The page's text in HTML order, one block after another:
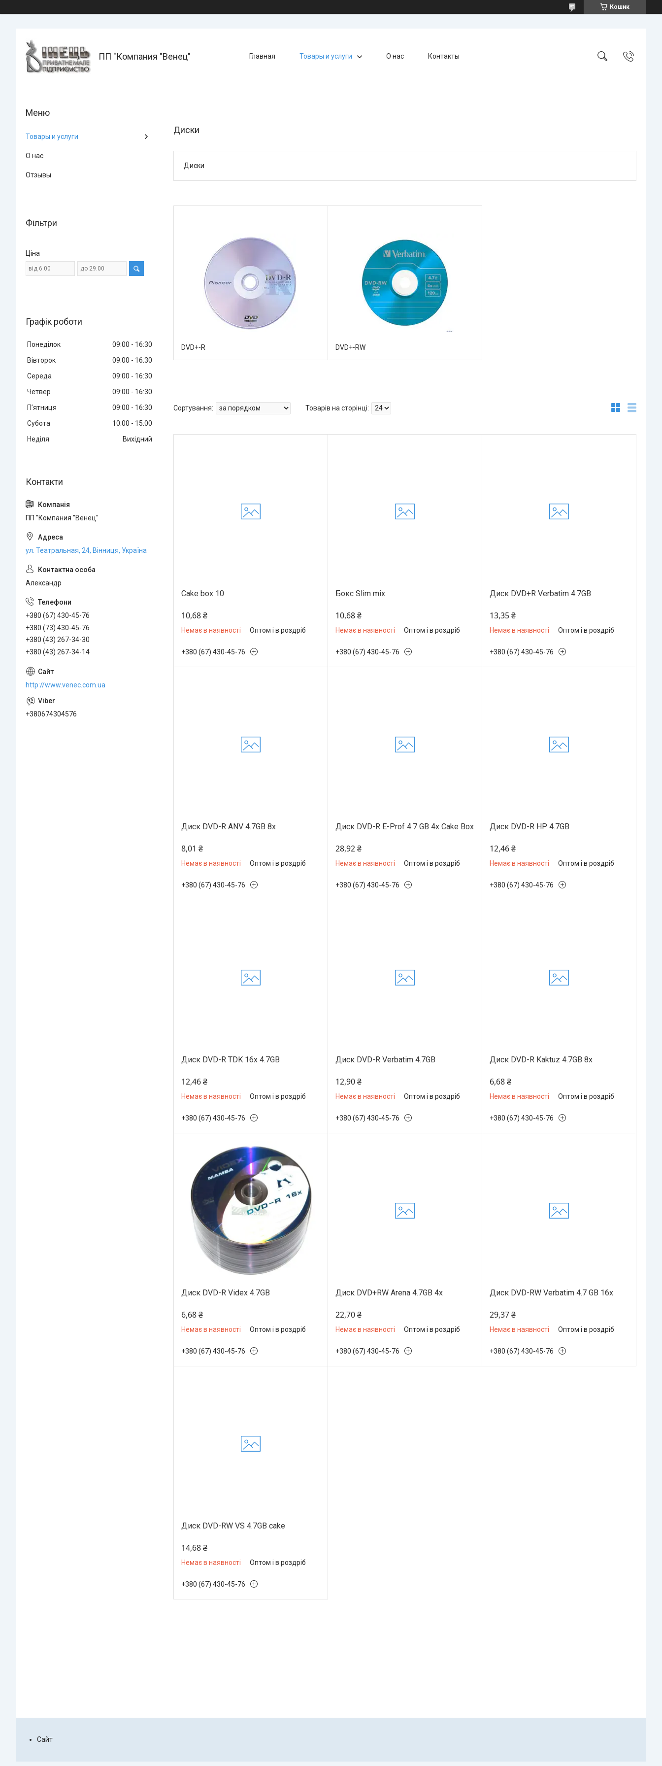
Кошик
ПП "Компания "Венец" Главная Товары и услуги О нас Контакты
Диски
Диски
DVD+-R DVD+-RW
Cake box 10
10,68 ₴
Немає в наявності Оптом і в роздріб
+380 (67) 430-45-76
Бокс Slim mix
10,68 ₴
Немає в наявності Оптом і в роздріб
+380 (67) 430-45-76
Диск DVD+R Verbatim 4.7GB
13,35 ₴
Немає в наявності Оптом і в роздріб
+380 (67) 430-45-76
Диск DVD-R ANV 4.7GB 8x
8,01 ₴
Немає в наявності Оптом і в роздріб
+380 (67) 430-45-76
Диск DVD-R E-Prof 4.7 GB 4x Cake Box
28,92 ₴
Немає в наявності Оптом і в роздріб
+380 (67) 430-45-76
Диск DVD-R HP 4.7GB
12,46 ₴
Немає в наявності Оптом і в роздріб
+380 (67) 430-45-76
Диск DVD-R TDK 16x 4.7GB
12,46 ₴
Немає в наявності Оптом і в роздріб
+380 (67) 430-45-76
Диск DVD-R Verbatim 4.7GB
12,90 ₴
Немає в наявності Оптом і в роздріб
+380 (67) 430-45-76
Диск DVD-R Kaktuz 4.7GB 8x
6,68 ₴
Немає в наявності Оптом і в роздріб
+380 (67) 430-45-76
Диск DVD-R Videx 4.7GB
6,68 ₴
Немає в наявності Оптом і в роздріб
+380 (67) 430-45-76
Диск DVD+RW Arena 4.7GB 4x
22,70 ₴
Немає в наявності Оптом і в роздріб
+380 (67) 430-45-76
Диск DVD-RW Verbatim 4.7 GB 16x
29,37 ₴
Немає в наявності Оптом і в роздріб
+380 (67) 430-45-76
Диск DVD-RW VS 4.7GB cake
14,68 ₴
Немає в наявності Оптом і в роздріб
+380 (67) 430-45-76
Товары и услуги
О нас
Отзывы
Фільтри
Ціна
Графік роботи
Понеділок 09:00
16:30
Вівторок
09:00
16:30
Середа
09:00
16:30
Четвер
09:00
16:30
Пʼятниця
09:00
16:30
Субота
10:00
15:00
Неділя
Вихідний
ПП "Компания "Венец"
ул. Театральная, 24, Вінниця, Україна
Александр
+380 (67) 430-45-76
+380 (73) 430-45-76
+380 (43) 267-34-30
+380 (43) 267-34-14
http://www.venec.com.ua
+380674304576
Сайт